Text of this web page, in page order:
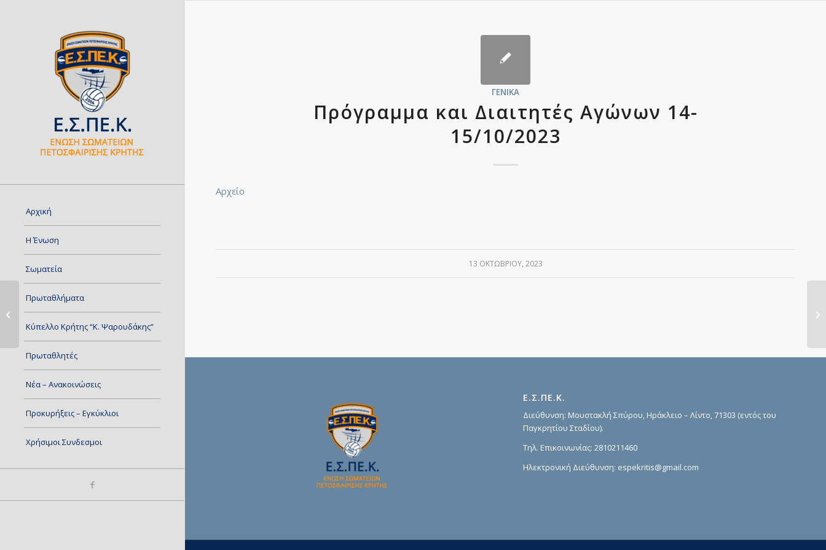
Αρχική
Η Ένωση
Σωματεία
Πρωταθλήματα
Κύπελλο Κρήτης “Κ. Ψαρουδάκης”
Πρωταθλητές
Νέα – Ανακοινώσεις
Προκυρήξεις – Εγκύκλιοι
Χρήσιμοι Συνδεσμοι
ΓΕΝΙΚΆ
Πρόγραμμα και Διαιτητές Αγώνων 14-
15/10/2023
Αρχείο
13 ΟΚΤΩΒΡΊΟΥ, 2023
Ε.Σ.ΠΕ.Κ.
Διεύθυνση: Μουστακλή Σπύρου, Ηράκλειο – Λίντο, 71303 (εντός του
Παγκρητίου Σταδίου).
Τηλ. Επικοινωνίας: 2810211460
Ηλεκτρονική Διεύθυνση: espekritis@gmail.com
07/10/2023